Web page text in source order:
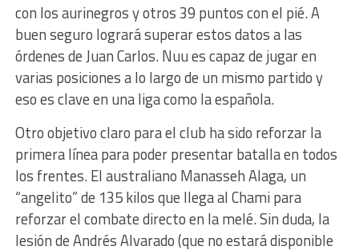
con los aurinegros y otros 39 puntos con el pié. A
buen seguro logrará superar estos datos a las
órdenes de Juan Carlos. Nuu es capaz de jugar en
varias posiciones a lo largo de un mismo partido y
eso es clave en una liga como la española.
Otro objetivo claro para el club ha sido reforzar la
primera línea para poder presentar batalla en todos
los frentes. El australiano Manasseh Alaga, un
“angelito” de 135 kilos que llega al Chami para
reforzar el combate directo en la melé. Sin duda, la
lesión de Andrés Alvarado (que no estará disponible